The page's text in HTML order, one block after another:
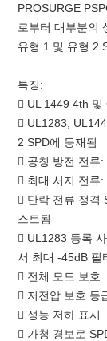
PROSURGE
로부터 대부분의
유형 1 및 유형 2
특징:
 UL 1449 4th 및
 UL1283,
2 SPD에 등재됨
 공칭 방전 전류
 최대 서지 전류
 단락 전류 정격
스트됨
 UL1283 등록
서 최대 -45dB 필
 전체 모드 보호
 저전압 보호 등
 성능 저하 표시
 가청 경보로